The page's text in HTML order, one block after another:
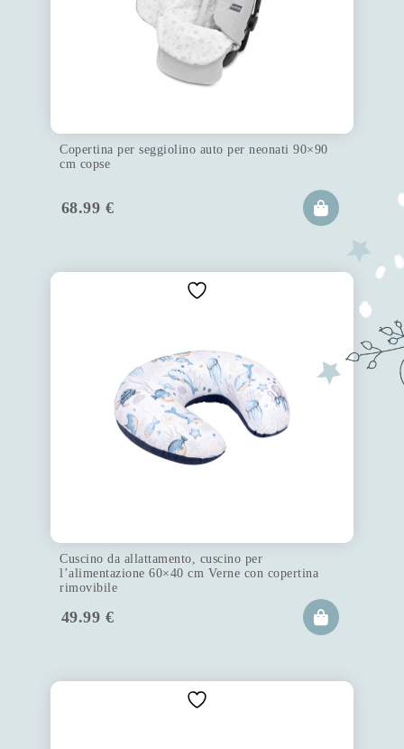
Copertina per seggiolino auto per neonati 90×90
cm copse
68.99 €
Cuscino da allattamento, cuscino per
l’alimentazione 60×40 cm Verne con copertina
rimovibile
49.99 €